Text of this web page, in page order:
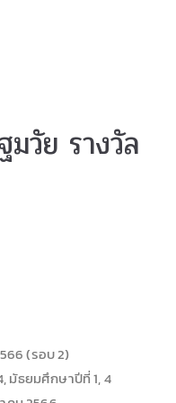
วัย รางวัล
(รอบ 2)
มัธยมศึกษาปีที่ 1, 4